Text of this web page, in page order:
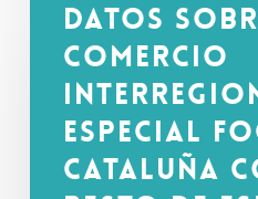
Datos
comercio
Especial
Cataluña